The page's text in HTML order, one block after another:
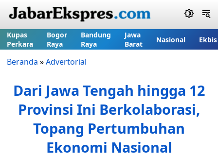
Kupas
Perkara
Bogor
Raya
Bandung
Raya
Jawa
Barat
Nasional Ekbis
Beranda »Advertorial
Dari Jawa Tengah hingga 12
Provinsi Ini Berkolaborasi,
Topang Pertumbuhan
Ekonomi Nasional